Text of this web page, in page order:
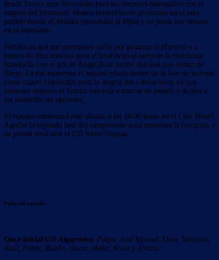
desde Torrox eran favorables para los intereses blanquillos con el
empate del Benamiel. Menos favorables se producían en el otro
partido donde el Malaka remontaba al Mijas y se ponía por delante
en el marcador.
Faltaba un gol que permitiera soñar por alcanzar el objetivo y a
menos de diez minutos para el final llegó el tanto de la esperanza
blanquilla con el gol de Ángel Ruiz dentro del área tras centro de
Borja. En ese momento el equipo estaba dentro de la fase de ascenso
como cuarto clasificado pero la alegría iba a durar poco ya que
instantes después el Torrox volvería a marcar de penalti y dejaba a
los marbellís sin opciones.
El equipo comenzará este sábado a las 18:00 horas en el Luis Teruel
Aguilar la segunda fase del campeonato para mantener la categoría y
su primer rival será el CD Sierra Yeguas.
Ficha del partido:
Once inicial UD Algarrobo: Pulpo, José Manuel, Dani, Martínez,
Raúl, Pablo, Rubén, Óscar, Moha, Rivas y Álvaro.